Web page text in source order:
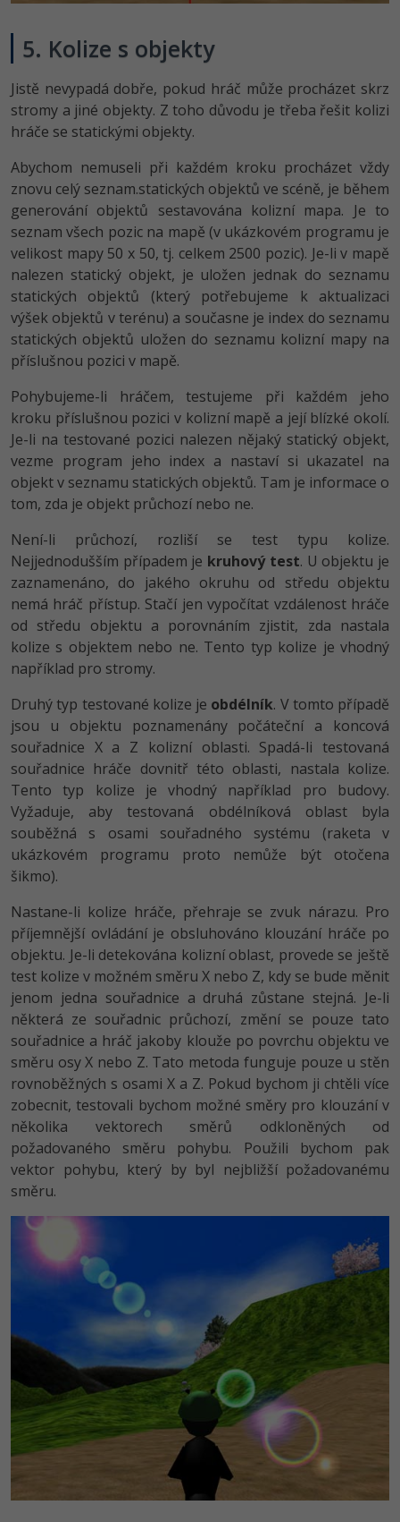
5. Kolize s objekty
Jistě nevypadá dobře, pokud hráč může procházet skrz
stromy a jiné objekty. Z toho důvodu je třeba řešit kolizi
hráče se statickými objekty.
Abychom nemuseli při každém kroku procházet vždy
znovu celý seznam.statických objektů ve scéně, je během
generování objektů sestavována kolizní mapa. Je to
seznam všech pozic na mapě (v ukázkovém programu je
velikost mapy 50 x 50, tj. celkem 2500 pozic). Je-li v mapě
nalezen statický objekt, je uložen jednak do seznamu
statických objektů (který potřebujeme k aktualizaci
výšek objektů v terénu) a současne je index do seznamu
statických objektů uložen do seznamu kolizní mapy na
příslušnou pozici v mapě.
Pohybujeme-li hráčem, testujeme při každém jeho
kroku příslušnou pozici v kolizní mapě a její blízké okolí.
Je-li na testované pozici nalezen nějaký statický objekt,
vezme program jeho index a nastaví si ukazatel na
objekt v seznamu statických objektů. Tam je informace o
tom, zda je objekt průchozí nebo ne.
Není-li průchozí, rozliší se test typu kolize.
Nejjednodušším případem je kruhový test. U objektu je
zaznamenáno, do jakého okruhu od středu objektu
nemá hráč přístup. Stačí jen vypočítat vzdálenost hráče
od středu objektu a porovnáním zjistit, zda nastala
kolize s objektem nebo ne. Tento typ kolize je vhodný
například pro stromy.
Druhý typ testované kolize je obdélník. V tomto případě
jsou u objektu poznamenány počáteční a koncová
souřadnice X a Z kolizní oblasti. Spadá-li testovaná
souřadnice hráče dovnitř této oblasti, nastala kolize.
Tento typ kolize je vhodný například pro budovy.
Vyžaduje, aby testovaná obdélníková oblast byla
souběžná s osami souřadného systému (raketa v
ukázkovém programu proto nemůže být otočena
šikmo).
Nastane-li kolize hráče, přehraje se zvuk nárazu. Pro
příjemnější ovládání je obsluhováno klouzání hráče po
objektu. Je-li detekována kolizní oblast, provede se ještě
test kolize v možném směru X nebo Z, kdy se bude měnit
jenom jedna souřadnice a druhá zůstane stejná. Je-li
některá ze souřadnic průchozí, změní se pouze tato
souřadnice a hráč jakoby klouže po povrchu objektu ve
směru osy X nebo Z. Tato metoda funguje pouze u stěn
rovnoběžných s osami X a Z. Pokud bychom ji chtěli více
zobecnit, testovali bychom možné směry pro klouzání v
několika vektorech směrů odkloněných od
požadovaného směru pohybu. Použili bychom pak
vektor pohybu, který by byl nejbližší požadovanému
směru.